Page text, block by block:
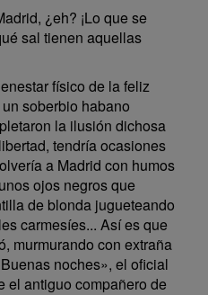
¿eh? ¡Lo que se
sal tienen aquellas
físico de la feliz
soberbio habano
la ilusión dichosa
tendría ocasiones
a Madrid con humos
ojos negros que
de blonda jugueteando
carmesíes... Así es que
murmurando con extraña
noches», el oficial
el antiguo compañero de